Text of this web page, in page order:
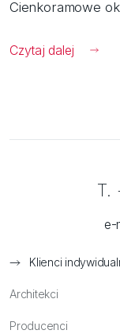
Cienkoramowe
Czytaj dalej
Klienci
Architekci
Producenci
T.
e-